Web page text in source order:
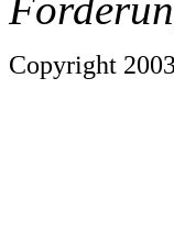
Copyright